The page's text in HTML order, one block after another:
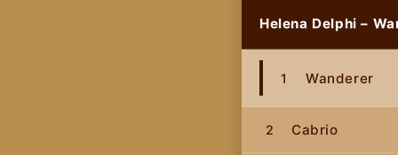
Helena Delphi –
1 Wanderer
2 Cabrio